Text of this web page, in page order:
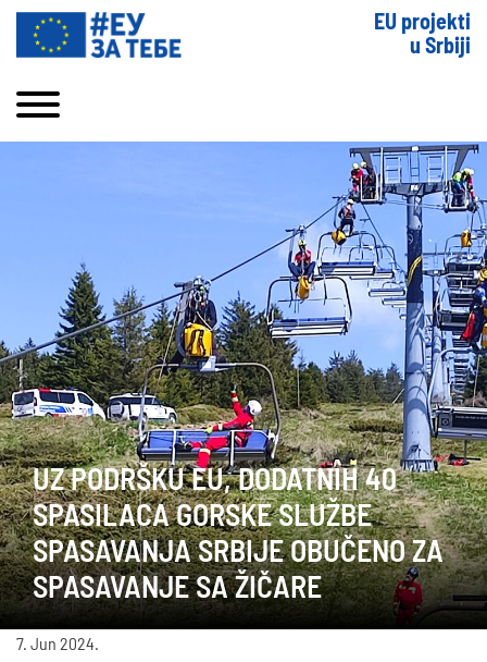
EU projekti
u Srbiji
UZ PODRŠKU EU, DODATNIH 40
SPASILACA GORSKE SLUŽBE
SPASAVANJA SRBIJE OBUČENO ZA
SPASAVANJE SA ŽIČARE
7. Jun 2024.